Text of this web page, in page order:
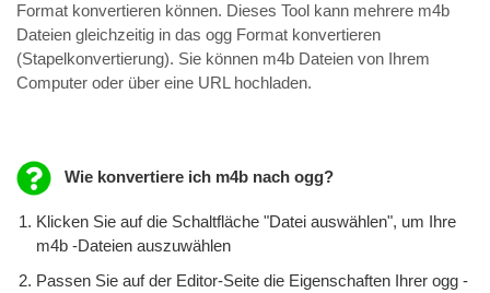
Format konvertieren können. Dieses Tool kann mehrere m4b
Dateien gleichzeitig in das ogg Format konvertieren
(Stapelkonvertierung). Sie können m4b Dateien von Ihrem
Computer oder über eine URL hochladen.
Wie konvertiere ich m4b nach ogg?
Klicken Sie auf die Schaltfläche "Datei auswählen", um Ihre
m4b -Dateien auszuwählen
Passen Sie auf der Editor-Seite die Eigenschaften Ihrer ogg -